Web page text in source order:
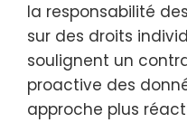
la responsabilité
sur des droits
soulignent un
proactive des
approche plus